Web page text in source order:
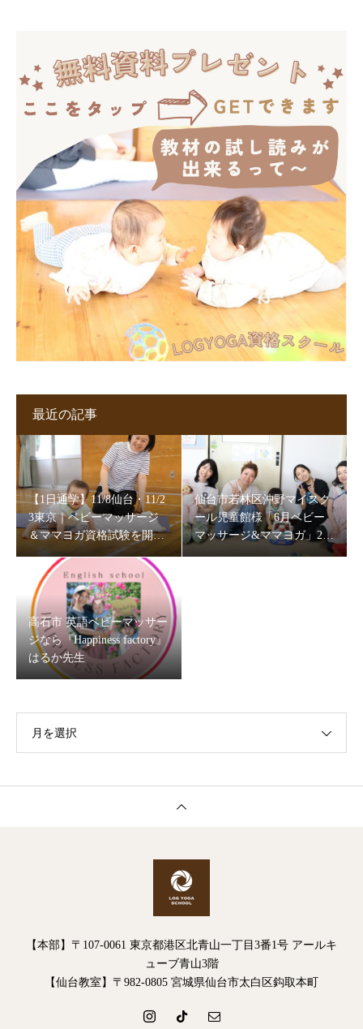
最近の記事
【1日通学】11/8仙台・11/2
3東京｜ベビーマッサージ
＆ママヨガ資格試験を開催
します
仙台市若林区沖野マイスク
ール児童館様「6月ベビー
マッサージ&ママヨガ」202
高石市 英語ベビーマッサー
ジなら『Happiness factory』
はるか先生
月を選択
【本部】〒107-0061 東京都港区北青山一丁目3番1号 アールキ
ューブ青山3階
【仙台教室】〒982-0805 宮城県仙台市太白区鈎取本町